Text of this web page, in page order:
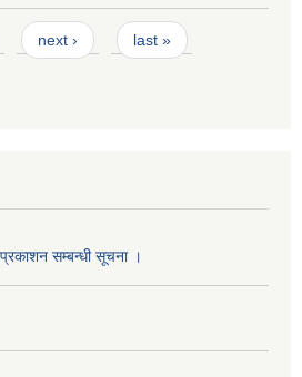
next › last »
सम्बन्धी सूचना ।